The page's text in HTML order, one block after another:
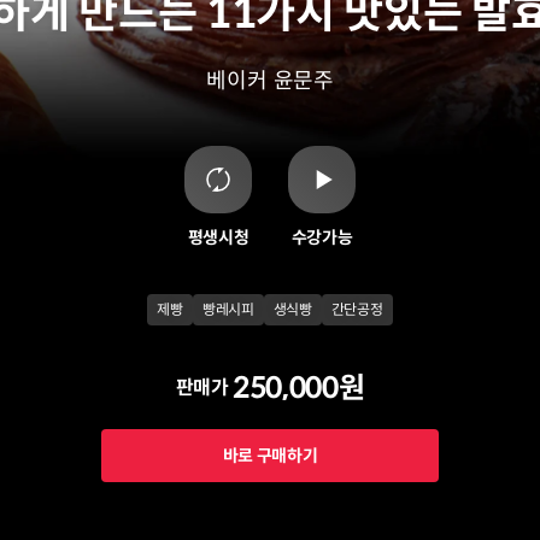
게 만드는 11가지 맛있는 발
베이커 윤문주
평생시청 수강가능
제빵 빵레시피 생식빵 간단공정
판매가250,000원
바로 구매하기